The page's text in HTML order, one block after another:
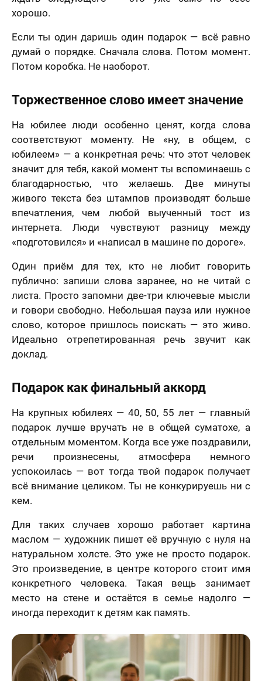
хорошо.
Если ты один даришь один подарок — всё равно
думай о порядке. Сначала слова. Потом момент.
Потом коробка. Не наоборот.
Торжественное слово имеет значение
На юбилее люди особенно ценят, когда слова
соответствуют моменту. Не «ну, в общем, с
юбилеем» — а конкретная речь: что этот человек
значит для тебя, какой момент ты вспоминаешь с
благодарностью, что желаешь. Две минуты
живого текста без штампов производят больше
впечатления, чем любой выученный тост из
интернета. Люди чувствуют разницу между
«подготовился» и «написал в машине по дороге».
Один приём для тех, кто не любит говорить
публично: запиши слова заранее, но не читай с
листа. Просто запомни две-три ключевые мысли
и говори свободно. Небольшая пауза или нужное
слово, которое пришлось поискать — это живо.
Идеально отрепетированная речь звучит как
доклад.
Подарок как финальный аккорд
На крупных юбилеях — 40, 50, 55 лет — главный
подарок лучше вручать не в общей суматохе, а
отдельным моментом. Когда все уже поздравили,
речи произнесены, атмосфера немного
успокоилась — вот тогда твой подарок получает
всё внимание целиком. Ты не конкурируешь ни с
кем.
Для таких случаев хорошо работает картина
маслом — художник пишет её вручную с нуля на
натуральном холсте. Это уже не просто подарок.
Это произведение, в центре которого стоит имя
конкретного человека. Такая вещь занимает
место на стене и остаётся в семье надолго —
иногда переходит к детям как память.